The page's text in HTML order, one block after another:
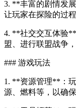
3. **丰富的剧情发
让玩家在探险的过
4. **社交交互体验
盟、进行联盟战争
### 游戏玩法
1. **资源管理**：
源、燃料等，以确